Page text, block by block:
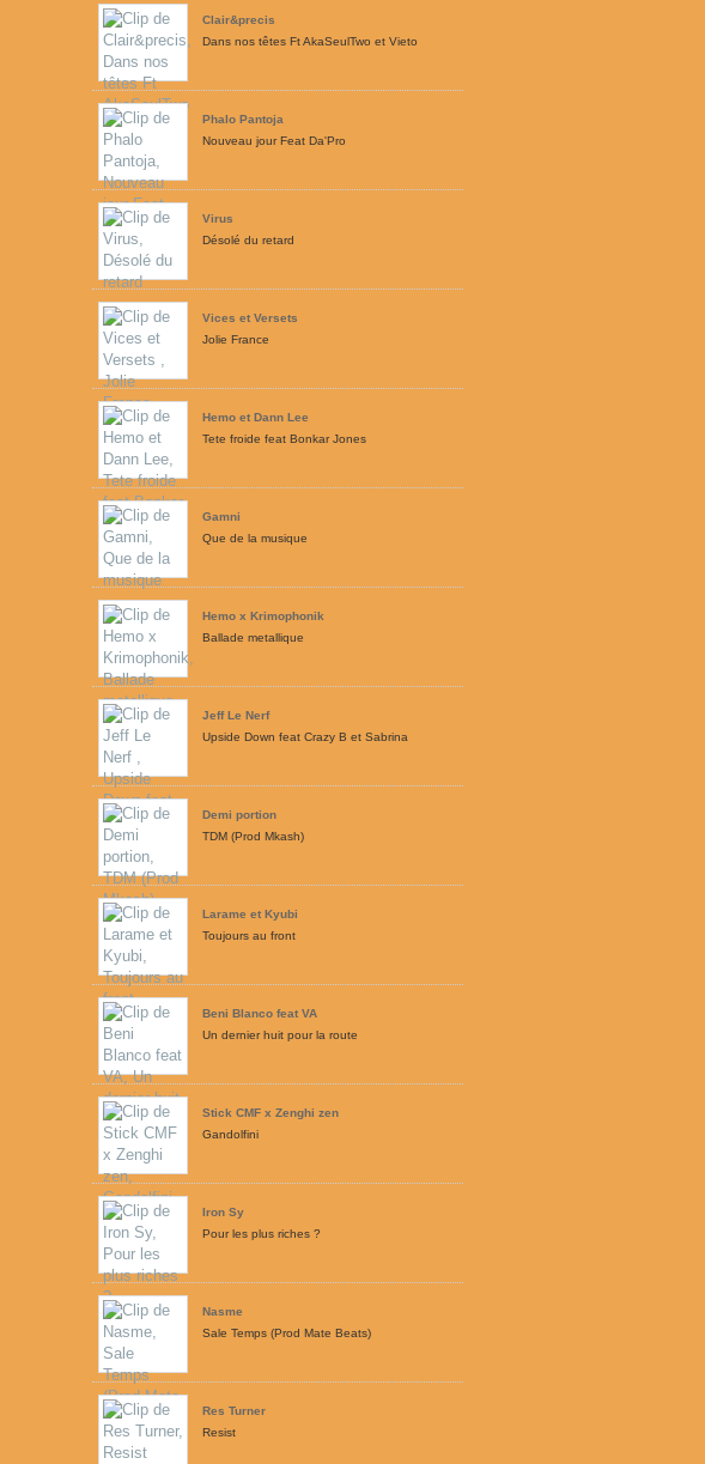
Clair&precis
Dans nos têtes Ft AkaSeulTwo et Vieto
Phalo Pantoja
Nouveau jour Feat Da'Pro
Virus
Désolé du retard
Vices et Versets
Jolie France
Hemo et Dann Lee
Tete froide feat Bonkar Jones
Gamni
Que de la musique
Hemo x Krimophonik
Ballade metallique
Jeff Le Nerf
Upside Down feat Crazy B et Sabrina
Demi portion
TDM (Prod Mkash)
Larame et Kyubi
Toujours au front
Beni Blanco feat VA
Un dernier huit pour la route
Stick CMF x Zenghi zen
Gandolfini
Iron Sy
Pour les plus riches ?
Nasme
Sale Temps (Prod Mate Beats)
Res Turner
Resist